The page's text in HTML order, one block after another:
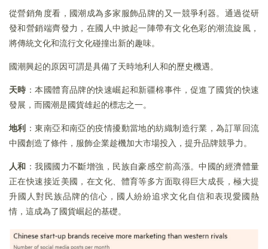
從營銷角度看，國潮成為多家服飾品牌的又一競爭利器。通過從研
發和營銷端齊發力，在國人中掀起一陣帶有文化色彩的潮流旋風，
將傳統文化和流行文化碰撞出新的趣味。
國潮興起的原因可謂是具備了天時地利人和的歷史機遇。
天時 ：本國體育品牌的快速崛起和新疆棉事件，促進了國貨的快速
發展，而國潮是國貨雄起的標志之一。
地利
：東南亞和南亞的疫情擾動當地的紡織制造行業，為訂單回流
中國創造了條件，服飾企業趁機加大市場投入，提升品牌競爭力。
人和 ：我國國力不斷增強，民族自豪感空前高漲。中國的經濟體量
正在快速接近美國，在文化、體育等多方面取得巨大成長，極大提
升國人對民族品牌的信心，國人紛紛追求文化自信和表現愛國熱
情，這成為了國貨崛起的基礎。